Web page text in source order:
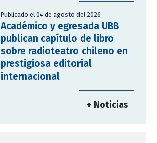
Publicado el 04 de agosto del 2026
Académico y egresada UBB
publican capítulo de libro
sobre radioteatro chileno en
prestigiosa editorial
internacional
+ Noticias